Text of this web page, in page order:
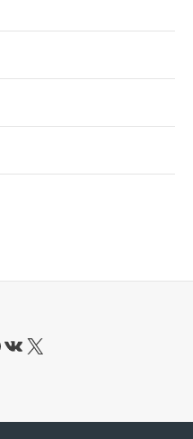
ВКонтакте
X